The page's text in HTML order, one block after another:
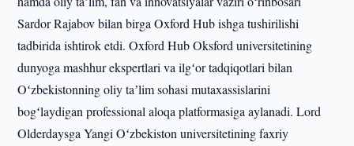
Sardor Rajabov bilan birga Oxford Hub ishga tushirilishi
tadbirida ishtirok etdi. Oxford Hub Oksford universitetining
dunyoga mashhur ekspertlari va ilgʻor tadqiqotlari bilan
Oʻzbekistonning oliy taʼlim sohasi mutaxassislarini
bogʻlaydigan professional aloqa platformasiga aylanadi. Lord
Olderdaysga Yangi Oʻzbekiston universitetining faxriy